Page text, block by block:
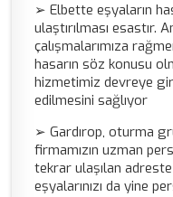
➢ Elbette eşyaların
ulaştırılması esastır.
çalışmalarımıza
hasarın söz konusu
hizmetimiz devreye
edilmesini sağlıyor
➢ Gardırop, oturma
firmamızın uzman
tekrar ulaşılan
eşyalarınızı da yine